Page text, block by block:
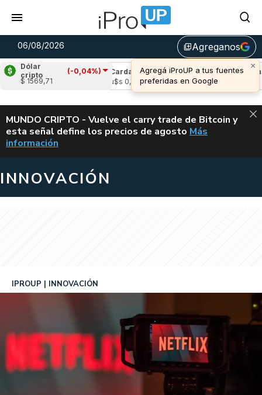
06/08/2026 library_addAgreganos
×
Agregá iProUP a tus fuentes
preferidas en Google
Dólar
cripto
(-0,04%)
$ 1569,71
(-0,96%)
Cardano
(-2,10%)
u$s 0,19
Avalanche
u$s 6,45
ALERTA
MUNDO CRIPTO - Vuelve el carry trade de Bitcoin y
esta señal define los precios de agosto VUELVE EL
Más
información
INNOVACIÓN
IPROUP INNOVACIÓN